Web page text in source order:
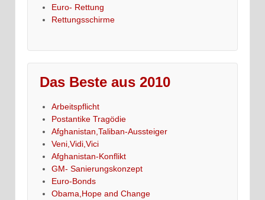
Euro- Rettung
Rettungsschirme
Das Beste aus 2010
Arbeitspflicht
Postantike Tragödie
Afghanistan,Taliban-Aussteiger
Veni,Vidi,Vici
Afghanistan-Konflikt
GM- Sanierungskonzept
Euro-Bonds
Obama,Hope and Change